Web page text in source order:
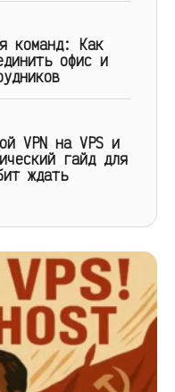
команд: Как
офис и
VPN на VPS и
гайд для
ждать